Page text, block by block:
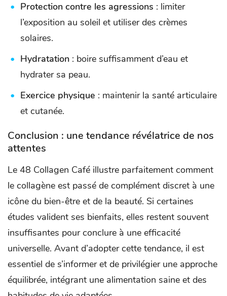
Protection contre les agressions : limiter
l’exposition au soleil et utiliser des crèmes
solaires.
Hydratation : boire suffisamment d’eau et
hydrater sa peau.
Exercice physique : maintenir la santé articulaire
et cutanée.
Conclusion : une tendance révélatrice de nos
attentes
Le 48 Collagen Café illustre parfaitement comment
le collagène est passé de complément discret à une
icône du bien-être et de la beauté. Si certaines
études valident ses bienfaits, elles restent souvent
insuffisantes pour conclure à une efficacité
universelle. Avant d’adopter cette tendance, il est
essentiel de s’informer et de privilégier une approche
équilibrée, intégrant une alimentation saine et des